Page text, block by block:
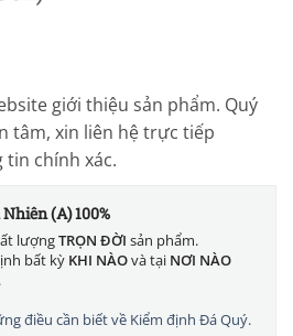
giới thiệu sản phẩm. Quý
tâm, xin liên hệ trực tiếp
tin chính xác.
(A) 100%
lượngTRỌN ĐỜI sản phẩm.
bất kỳ KHI NÀOvà tại NƠI NÀO
điều cần biết về Kiểm định Đá Quý.